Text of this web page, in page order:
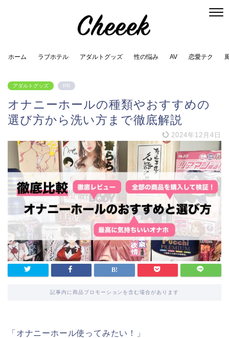
ホーム ラブホテル アダルトグッズ 性の悩み AV 恋愛テク
アダルトグッズ PR
オナニーホールの種類やおすすめの
選び方から洗い方まで徹底解説
2024年12月4日
記事内に商品プロモーションを含む場合があります
「オナニーホール使ってみたい！」